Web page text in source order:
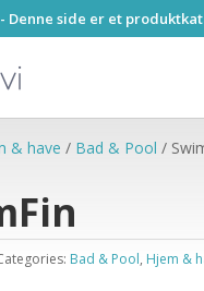
- Denne side er et
& have / Bad & Pool /
Bad & Pool, Hjem &